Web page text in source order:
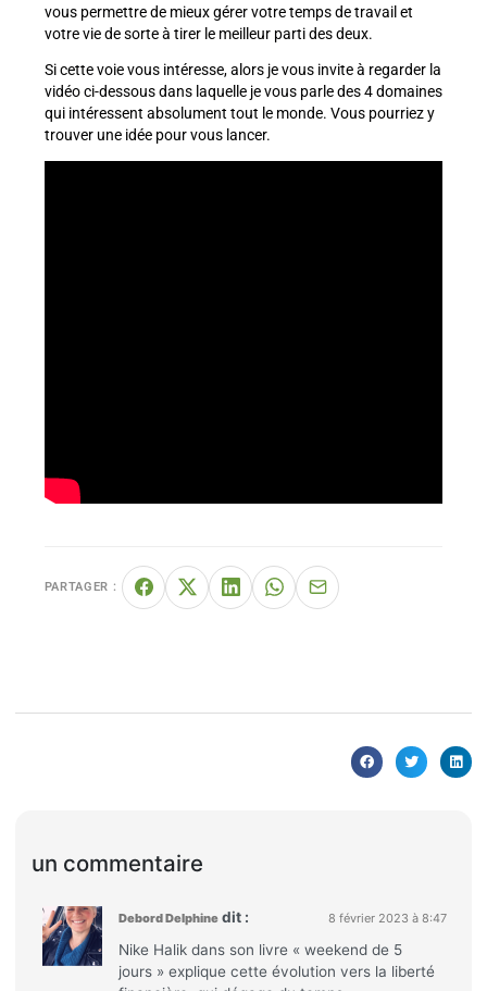
vous permettre de mieux gérer votre temps de travail et
votre vie de sorte à tirer le meilleur parti des deux.
Si cette voie vous intéresse, alors je vous invite à regarder la
vidéo ci-dessous dans laquelle je vous parle des 4 domaines
qui intéressent absolument tout le monde. Vous pourriez y
trouver une idée pour vous lancer.
PARTAGER :
un commentaire
Debord Delphine dit : 8 février 2023 à 8:47
Nike Halik dans son livre « weekend de 5
jours » explique cette évolution vers la liberté